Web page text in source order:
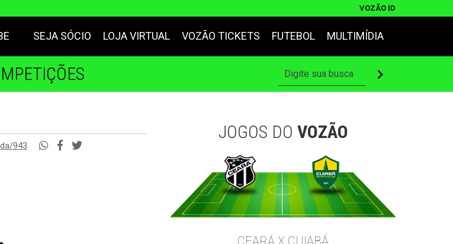
VOZÃO ID
SEJA SÓCIO LOJA VIRTUAL VOZÃO TICKETS FUTEBOL MULTIMÍDIA
943
JOGOS DO VOZÃO
CEARÁ X CUIABÁ